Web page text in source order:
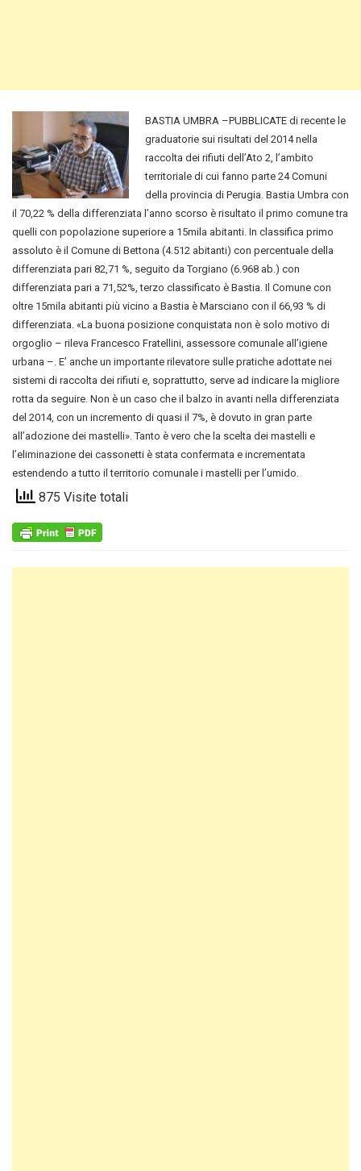
BASTIA UMBRA –PUBBLICATE di recente le
graduatorie sui risultati del 2014 nella
raccolta dei rifiuti dell’Ato 2, l’ambito
territoriale di cui fanno parte 24 Comuni
della provincia di Perugia. Bastia Umbra con
il 70,22 % della differenziata l’anno scorso è risultato il primo comune tra
quelli con popolazione superiore a 15mila abitanti. In classifica primo
assoluto è il Comune di Bettona (4.512 abitanti) con percentuale della
differenziata pari 82,71 %, seguito da Torgiano (6.968 ab.) con
differenziata pari a 71,52%, terzo classificato è Bastia. Il Comune con
oltre 15mila abitanti più vicino a Bastia è Marsciano con il 66,93 % di
differenziata. «La buona posizione conquistata non è solo motivo di
orgoglio – rileva Francesco Fratellini, assessore comunale all’igiene
urbana –. E’ anche un importante rilevatore sulle pratiche adottate nei
sistemi di raccolta dei rifiuti e, soprattutto, serve ad indicare la migliore
rotta da seguire. Non è un caso che il balzo in avanti nella differenziata
del 2014, con un incremento di quasi il 7%, è dovuto in gran parte
all’adozione dei mastelli». Tanto è vero che la scelta dei mastelli e
l’eliminazione dei cassonetti è stata confermata e incrementata
estendendo a tutto il territorio comunale i mastelli per l’umido.
875 Visite totali